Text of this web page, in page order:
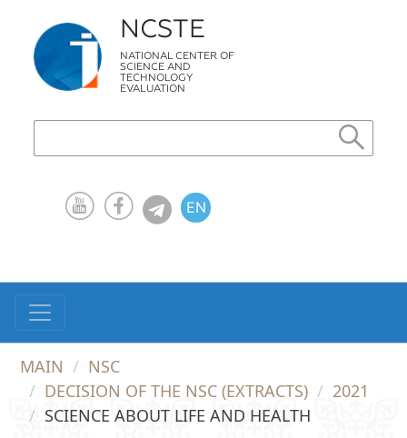
NCSTE
NATIONAL CENTER OF
SCIENCE AND
TECHNOLOGY
EVALUATION
EN
MAIN
NSC
DECISION OF THE NSC (EXTRACTS)
2021
SCIENCE ABOUT LIFE AND HEALTH